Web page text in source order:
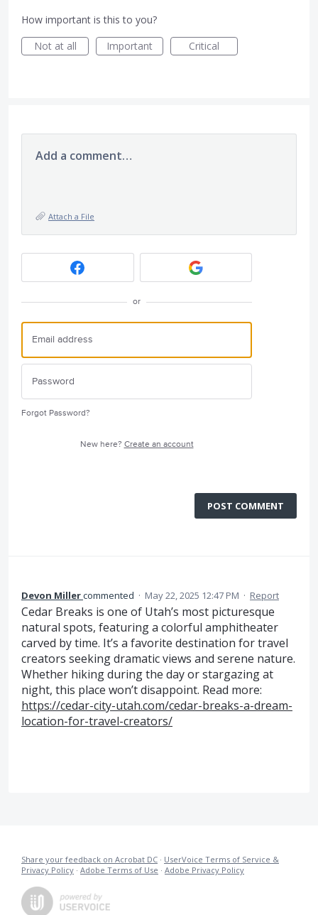
How important is this to you?
Not at all
Important Critical
Add a comment…
Attach a File
or
Forgot Password?
New here? Create an account
POST COMMENT
Devon Millercommented · May 22, 2025 12:47 PM · Report
Cedar Breaks is one of Utah’s most picturesque
natural spots, featuring a colorful amphitheater
carved by time. It’s a favorite destination for travel
creators seeking dramatic views and serene nature.
Whether hiking during the day or stargazing at
night, this place won’t disappoint. Read more:
https://cedar-city-utah.com/cedar-breaks-a-dream-
location-for-travel-creators/
Share your feedback on Acrobat DC · UserVoice Terms of Service &
Privacy Policy · Adobe Terms of Use · Adobe Privacy Policy